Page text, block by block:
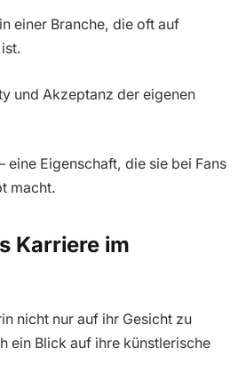
einer Branche, die oft auf
und Akzeptanz der eigenen
eine Eigenschaft, die sie bei Fans
macht.
Karriere im
nicht nur auf ihr Gesicht zu
ein Blick auf ihre künstlerische